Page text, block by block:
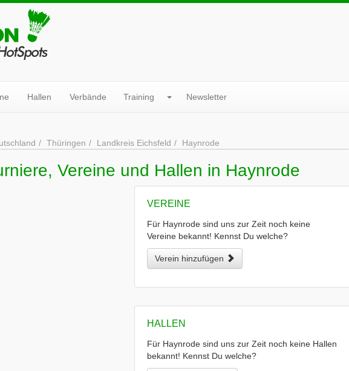
Hallen Verbände Training Newsletter
Thüringen Landkreis Eichsfeld Haynrode
Vereine und Hallen in Haynrode
VEREINE
Für Haynrode sind uns zur Zeit noch keine
Vereine bekannt! Kennst Du welche?
Verein hinzufügen
HALLEN
Für Haynrode sind uns zur Zeit noch keine Hallen
bekannt! Kennst Du welche?